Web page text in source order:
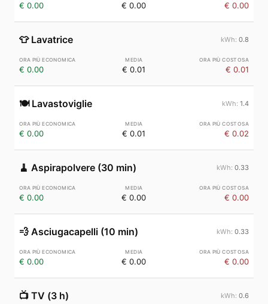
€ 0.00 € 0.00 € 0.00
👕 Lavatrice 0.8
€ 0.00 € 0.01 € 0.01
🍽️ Lavastoviglie 1.4
€ 0.00 € 0.01 € 0.02
🧹 Aspirapolvere (30 min) 0.33
€ 0.00 € 0.00 € 0.00
💨 Asciugacapelli (10 min) 0.33
€ 0.00 € 0.00 € 0.00
📺 TV (3 h) 0.6